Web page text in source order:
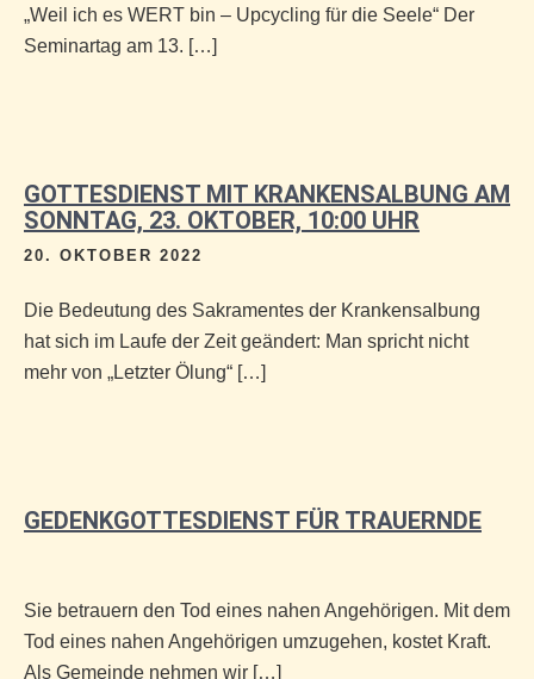
„Weil ich es WERT bin – Upcycling für die Seele“ Der
Seminartag am 13. […]
GOTTESDIENST MIT KRANKENSALBUNG AM
SONNTAG, 23. OKTOBER, 10:00 UHR
20. OKTOBER 2022
Die Bedeutung des Sakramentes der Krankensalbung
hat sich im Laufe der Zeit geändert: Man spricht nicht
mehr von „Letzter Ölung“ […]
GEDENKGOTTESDIENST FÜR TRAUERNDE
Sie betrauern den Tod eines nahen Angehörigen. Mit dem
Tod eines nahen Angehörigen umzugehen, kostet Kraft.
Als Gemeinde nehmen wir […]